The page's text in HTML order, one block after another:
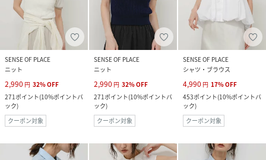
SENSE OF PLACE
ニット
2,990 円 32%OFF
271ポイント(10%ポイントバ
ック)
クーポン対象
SENSE OF PLACE
ニット
2,990 円 32%OFF
271ポイント(10%ポイントバ
ック)
クーポン対象
SENSE OF PLACE
シャツ・ブラウス
4,990 円 17%OFF
453ポイント(10%ポイントバ
ック)
クーポン対象